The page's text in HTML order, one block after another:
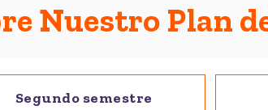
Nuestro Plan
Segundo semestre